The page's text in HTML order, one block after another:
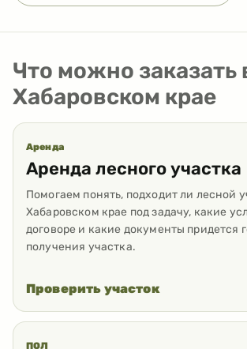
Что можно заказать
Хабаровском крае
Аренда
Аренда лесного участка
Помогаем понять, подходит ли лесной
Хабаровском крае под задачу, какие
договоре и какие документы придется
получения участка.
Проверить участок
ПОЛ